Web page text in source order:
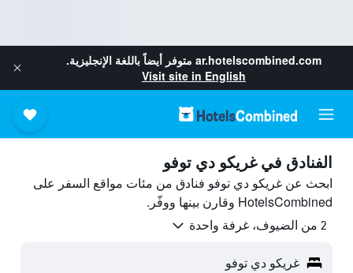
ar.hotelscombined.com متوفر أيضاً باللغة الإنجليزية.
Visit site in English
الفنادق في غريكو دي توفو
ابحث عن غريكو دي توفو فنادق من مئات مواقع السفر على
HotelsCombined وقارن بينها ووفّر.
2 من الضيوف، غرفة واحدة
غريكو دي توفو